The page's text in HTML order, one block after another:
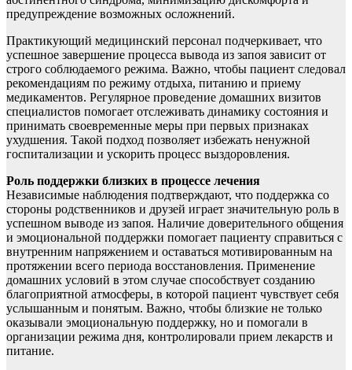
предупреждение возможных осложнений.
Практикующий медицинский персонал подчеркивает, что
успешное завершение процесса вывода из запоя зависит от
строго соблюдаемого режима. Важно, чтобы пациент следовал
рекомендациям по режиму отдыха, питанию и приему
медикаментов. Регулярное проведение домашних визитов
специалистов помогает отслеживать динамику состояния и
принимать своевременные меры при первых признаках
ухудшения. Такой подход позволяет избежать ненужной
госпитализации и ускорить процесс выздоровления.
Роль поддержки близких в процессе лечения
Независимые наблюдения подтверждают, что поддержка со
стороны родственников и друзей играет значительную роль в
успешном выводе из запоя. Наличие доверительного общения
и эмоциональной поддержки помогает пациенту справиться с
внутренним напряжением и оставаться мотивированным на
протяжении всего периода восстановления. Применение
домашних условий в этом случае способствует созданию
благоприятной атмосферы, в которой пациент чувствует себя
услышанным и понятым. Важно, чтобы близкие не только
оказывали эмоциональную поддержку, но и помогали в
организации режима дня, контролировали прием лекарств и
питание.